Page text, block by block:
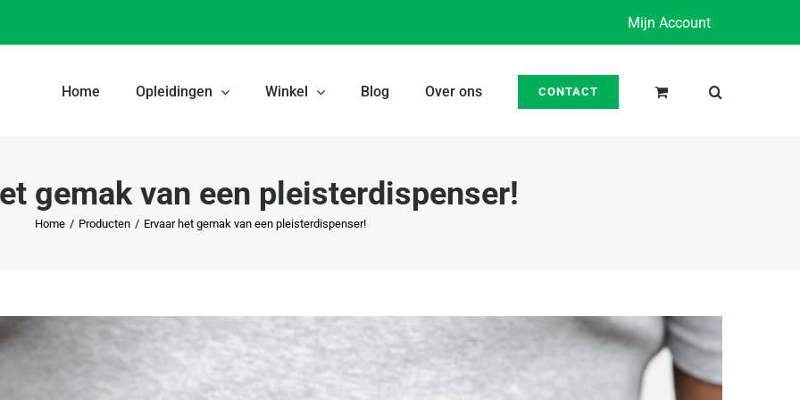
Mijn Account
Home Opleidingen Winkel Blog Over ons CONTACT
gemak van een pleisterdispenser!
Home / Producten / Ervaar het gemak van een pleisterdispenser!